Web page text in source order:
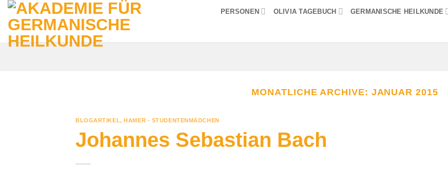
Zum
Inhalt
springen
PERSONEN OLIVIA TAGEBUCH GERMANISCHE HEILKUNDE
MONATLICHE ARCHIVE: JANUAR 2015
BLOGARTIKEL,HAMER - STUDENTENMÄDCHEN
Johannes Sebastian Bach